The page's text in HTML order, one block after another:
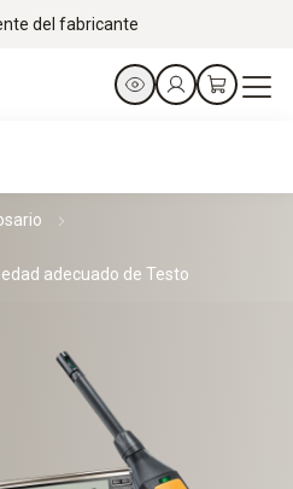
del fabricante
adecuado de Testo